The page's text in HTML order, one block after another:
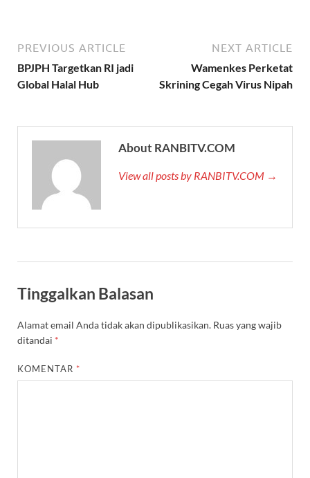
PREVIOUS ARTICLE
BPJPH Targetkan RI jadi
Global Halal Hub
NEXT ARTICLE
Wamenkes Perketat
Skrining Cegah Virus Nipah
About RANBITV.COM
View all posts by RANBITV.COM →
Tinggalkan Balasan
Alamat email Anda tidak akan dipublikasikan. Ruas yang wajib
ditandai *
KOMENTAR *